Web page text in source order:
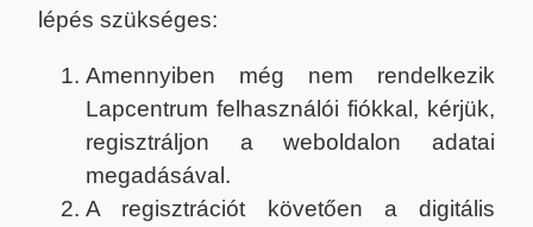
lépés szükséges:
Amennyiben még nem rendelkezik
Lapcentrum felhasználói fiókkal, kérjük,
regisztráljon a weboldalon adatai
megadásával.
A regisztrációt követően a digitális